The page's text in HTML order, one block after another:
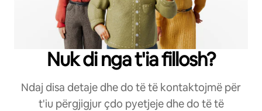
Nuk di nga t'ia fillosh?
Ndaj disa detaje dhe do të të kontaktojmë për
t'iu përgjigjur çdo pyetjeje dhe do të të